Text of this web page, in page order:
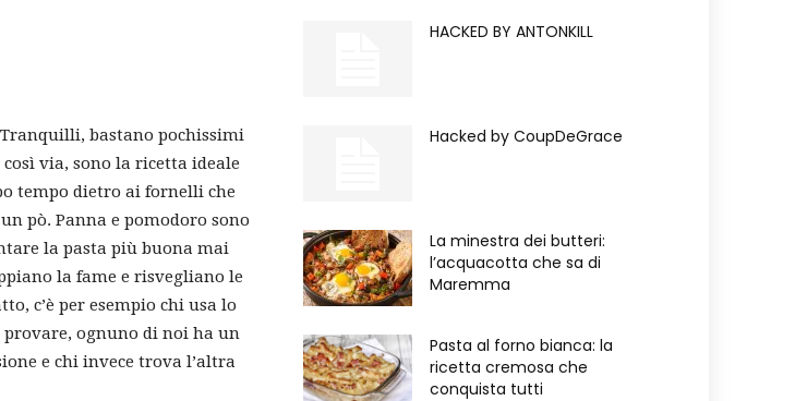
ON
ROLL
bastano pochissimi
via, sono la ricetta ideale
tempo dietro ai fornelli che
pò. Panna e pomodoro sono
la pasta più buona mai
la fame e risvegliano le
c’è per esempio chi usa lo
provare, ognuno di noi ha un
e chi invece trova l’altra
HACKED BY ANTONKILL
Hacked by CoupDeGrace
La minestra dei butteri:
l’acquacotta che sa di
Maremma
Pasta al forno bianca: la
ricetta cremosa che
conquista tutti